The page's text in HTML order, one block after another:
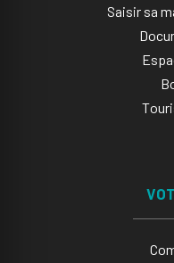
Saisir sa